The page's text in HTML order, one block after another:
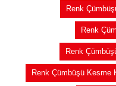
Renk
Renk
Renk
Renk Çümbüşü Kesme